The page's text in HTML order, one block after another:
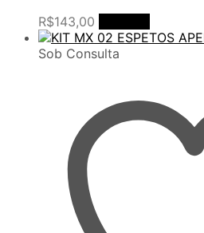
R$143,00
Sob Consulta